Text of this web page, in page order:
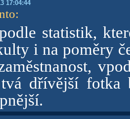
17:04:44
:
statistik,
i na poměry
dřívější fotka